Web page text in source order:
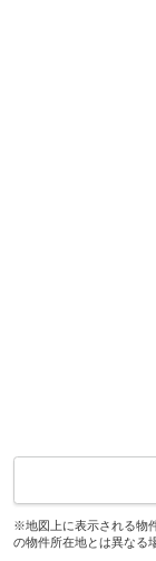
※地図上に表示される物
の物件所在地とは異なる